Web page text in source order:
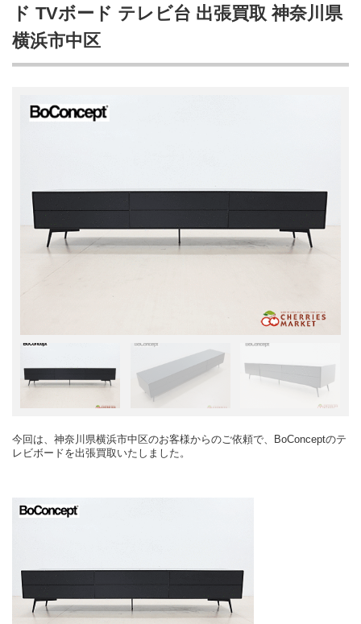
ド TVボード テレビ台 出張買取 神奈川県
横浜市中区
今回は、神奈川県横浜市中区のお客様からのご依頼で、BoConceptのテ
レビボードを出張買取いたしました。